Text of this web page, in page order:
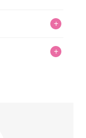
、記事内に価格は
。
+
+
私たちの使命の